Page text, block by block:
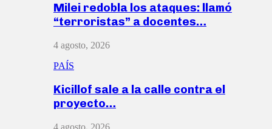
Milei redobla los ataques: llamó
“terroristas” a docentes…
4 agosto, 2026
PAÍS
Kicillof sale a la calle contra el
proyecto…